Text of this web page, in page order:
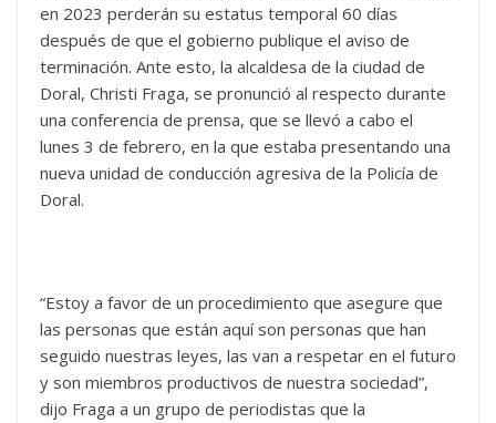
en 2023 perderán su estatus temporal 60 días
después de que el gobierno publique el aviso de
terminación. Ante esto, la alcaldesa de la ciudad de
Doral, Christi Fraga, se pronunció al respecto durante
una conferencia de prensa, que se llevó a cabo el
lunes 3 de febrero, en la que estaba presentando una
nueva unidad de conducción agresiva de la Policía de
Doral.
“Estoy a favor de un procedimiento que asegure que
las personas que están aquí son personas que han
seguido nuestras leyes, las van a respetar en el futuro
y son miembros productivos de nuestra sociedad”,
dijo Fraga a un grupo de periodistas que la